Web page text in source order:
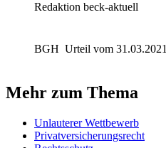
Redaktion beck-aktuell
BGH Urteil vom 31.03.2021
Mehr zum Thema
Unlauterer Wettbewerb
Privatversicherungsrecht